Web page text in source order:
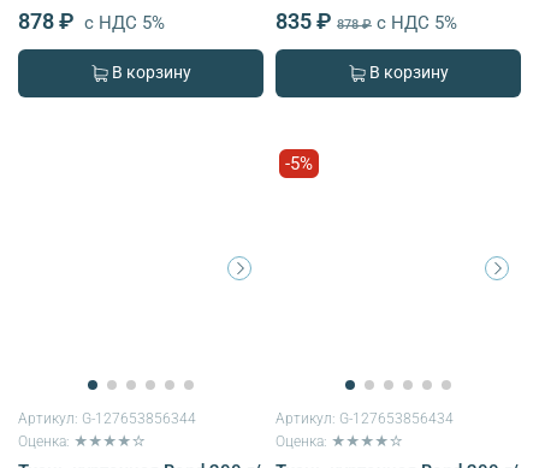
878 ₽ с НДС 5%
В корзину
835 ₽ 878 ₽ с НДС 5%
В корзину
Артикул: G-127653856344
Оценка: ★★★★☆
-5%
Артикул: G-127653856434
Оценка: ★★★★☆